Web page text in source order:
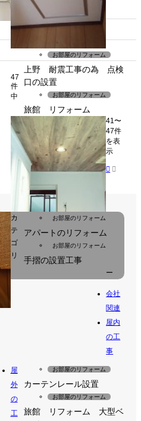
お部屋のリフォーム
上野 耐震工事の為 点検
口の設置
お部屋のリフォーム
旅館 リフォーム
お部屋のリフォーム
アパートのリフォーム
お部屋のリフォーム
手摺の設置工事
お部屋のリフォーム
カーテンレール設置
お部屋のリフォーム
旅館 リフォーム 大型ベ
47
件
中
41〜
47件
を表
示
 
カ
テ
ゴ
リ
ー
会社
関連
屋内
の工
事
屋
外
の
工